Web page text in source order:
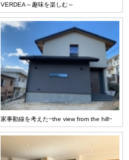
VERDEA～趣味を楽しむ～
家事動線を考えた~the view from the hill~